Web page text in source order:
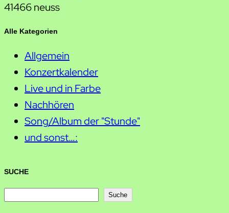
41466 neuss
Alle Kategorien
Allgemein
Konzertkalender
Live und in Farbe
Nachhören
Song/Album der "Stunde"
und sonst…:
SUCHE
Suche